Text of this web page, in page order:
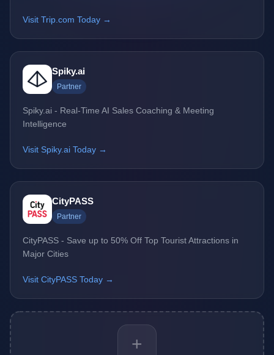
Visit Trip.com Today →
Spiky.ai
Partner
Spiky.ai - Real-Time AI Sales Coaching & Meeting
Intelligence
Visit Spiky.ai Today →
CityPASS
Partner
CityPASS - Save up to 50% Off Top Tourist Attractions in
Major Cities
Visit CityPASS Today →
+